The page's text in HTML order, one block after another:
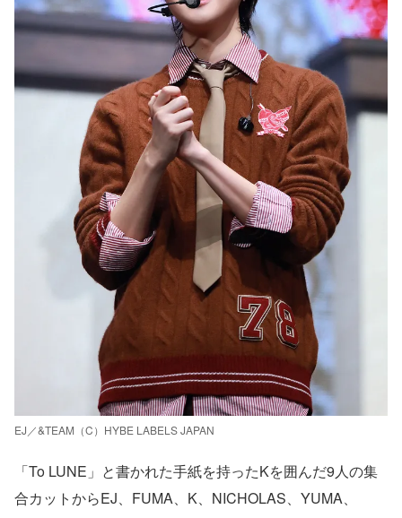
EJ／&TEAM（C）HYBE LABELS JAPAN
「To LUNE」と書かれた手紙を持ったKを囲んだ9人の集
合カットからEJ、FUMA、K、NICHOLAS、YUMA、